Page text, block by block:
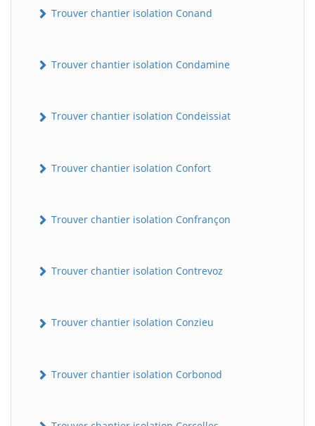
Trouver chantier isolation Conand
Trouver chantier isolation Condamine
Trouver chantier isolation Condeissiat
Trouver chantier isolation Confort
Trouver chantier isolation Confrançon
Trouver chantier isolation Contrevoz
Trouver chantier isolation Conzieu
Trouver chantier isolation Corbonod
BatiWebPro